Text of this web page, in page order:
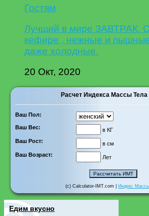
Гостям
Лучший в мире ЗАВТРАК.
кефире , нежные и пышные
даже холодные.
20 Окт, 2020
Расчет Индекса Массы
Ваш Пол:
Ваш Вес:
в КГ
Ваш Рост:
в см
Ваш Возраст:
Лет
(c) Calculator-IMT.com | Индекс
Едим вкусно